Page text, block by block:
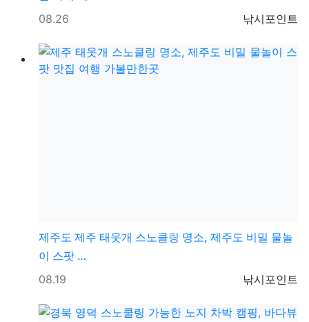
등록자
낚시포인트
등록일
08.26
제주도 제주 태웃개 스노클링 명소, 제주도 비밀 물놀
이 스팟 …
등록자
낚시포인트
등록일
08.19